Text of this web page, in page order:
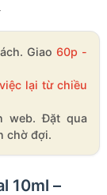
Giao 60p -
lại từ chiều
web. Đặt qua
chờ đợi.
10ml –